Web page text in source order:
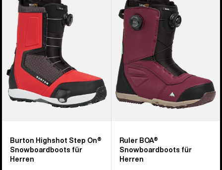
Step On®
Snowboardboots
Herren
Burton Highshot Step On®
Snowboardboots für
Herren
BOA®
Snowboardboots
Herren
Ruler BOA®
Snowboardboots für
Herren